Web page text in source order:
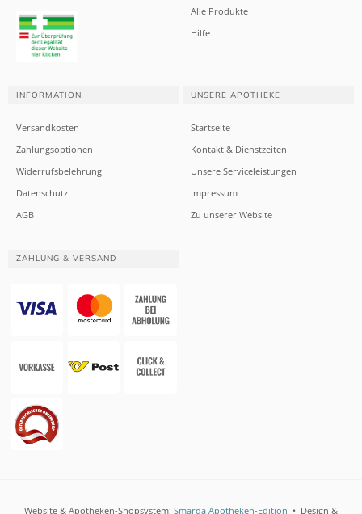
Alle Produkte
Hilfe
INFORMATION
Versandkosten
Zahlungsoptionen
Widerrufsbelehrung
Datenschutz
AGB
UNSERE APOTHEKE
Startseite
Kontakt & Dienstzeiten
Unsere Serviceleistungen
Impressum
Zu unserer Website
ZAHLUNG & VERSAND
Website & Apotheken-Shopsystem: Smarda Apotheken-Edition • Design &